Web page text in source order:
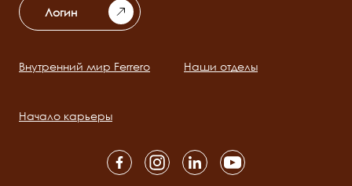
Логин
Main
Внутренний мир Ferrero Наши отделы
Начало карьеры